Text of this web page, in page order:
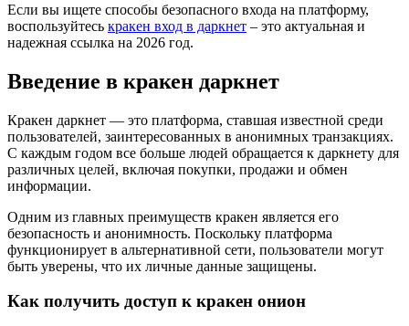
Если вы ищете способы безопасного входа на платформу,
воспользуйтесь кракен вход в даркнет – это актуальная и
надежная ссылка на 2026 год.
Введение в кракен даркнет
Кракен даркнет — это платформа, ставшая известной среди
пользователей, заинтересованных в анонимных транзакциях.
С каждым годом все больше людей обращается к даркнету для
различных целей, включая покупки, продажи и обмен
информации.
Одним из главных преимуществ кракен является его
безопасность и анонимность. Поскольку платформа
функционирует в альтернативной сети, пользователи могут
быть уверены, что их личные данные защищены.
Как получить доступ к кракен онион